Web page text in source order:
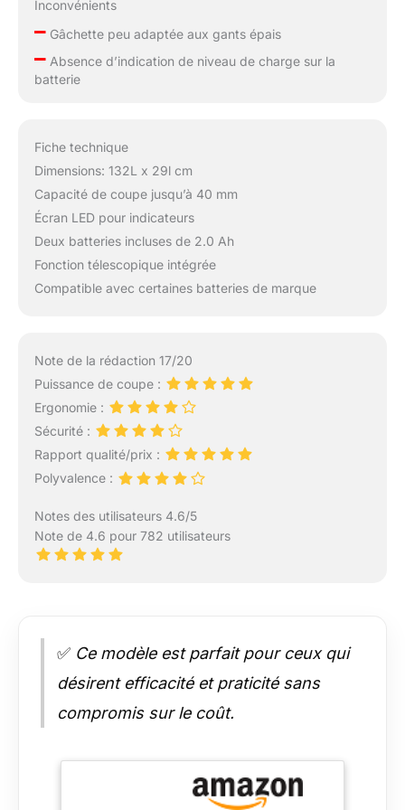
différents endroits et
augmente l'efficacité
Inconvénients
–Gâchette peu adaptée aux gants épais
–Absence d’indication de niveau de charge sur la
batterie
Fiche technique
Dimensions: 132L x 29l cm
Capacité de coupe jusqu’à 40 mm
Écran LED pour indicateurs
Deux batteries incluses de 2.0 Ah
Fonction télescopique intégrée
Compatible avec certaines batteries de marque
Note de la rédaction 17/20
Puissance de coupe :
Ergonomie :
Sécurité :
Rapport qualité/prix :
Polyvalence :
Notes des utilisateurs 4.6/5
Note de 4.6 pour 782 utilisateurs
✅ Ce modèle est parfait pour ceux qui
désirent efficacité et praticité sans
compromis sur le coût.